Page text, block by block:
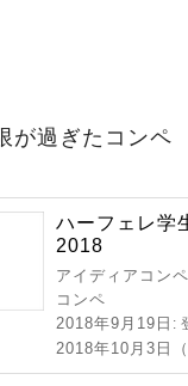
が過ぎたコンペ
ハーフェレ学
2018
アイディアコン
コンペ
2018年9月19日 :
2018年10月3日